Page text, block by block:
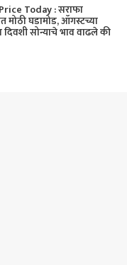
Today : सराफा
मोठी घडामोड, ऑगस्टच्या
दिवशी सोन्याचे भाव वाढले की